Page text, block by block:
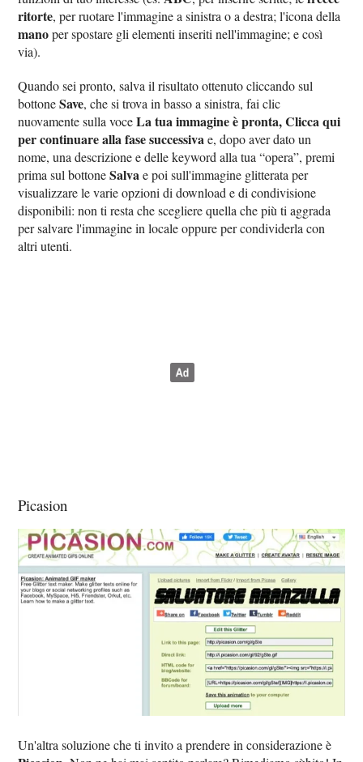
ritorte, per ruotare l'immagine a sinistra o a destra; l'icona della
manoper spostare gli elementi inseriti nell'immagine; e così
via).
Quando sei pronto, salva il risultato ottenuto cliccando sul
bottoneSave, che si trova in basso a sinistra, fai clic
nuovamente sulla voceLa tua immagine è pronta, Clicca qui
per continuare alla fase successivae, dopo aver dato un
nome, una descrizione e delle keyword alla tua “opera”, premi
prima sul bottoneSalvae poi sull'immagine glitterata per
visualizzare le varie opzioni di download e di condivisione
disponibili: non ti resta che scegliere quella che più ti aggrada
per salvare l'immagine in locale oppure per condividerla con
altri utenti.
Picasion
Un'altra soluzione che ti invito a prendere in considerazione è